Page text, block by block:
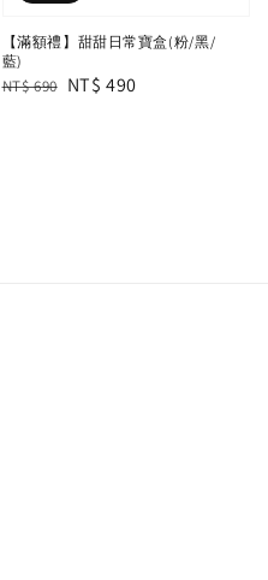
【滿額禮】甜甜日常寶盒(粉/黑/
藍)
Regular
NT$ 690 Sale
NT$ 490